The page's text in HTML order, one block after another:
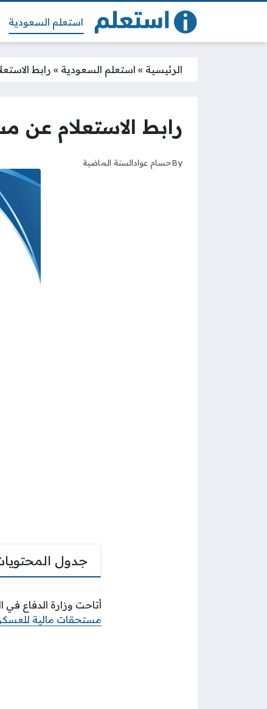
استعلم السعودية
الرئيسية » استعلم السعودية » رابط
رابط الاستعلام عن
Byحسام عوادالسنة الماضية
جدول
أتاحت وزارة الدفاع
مستحقات مالية